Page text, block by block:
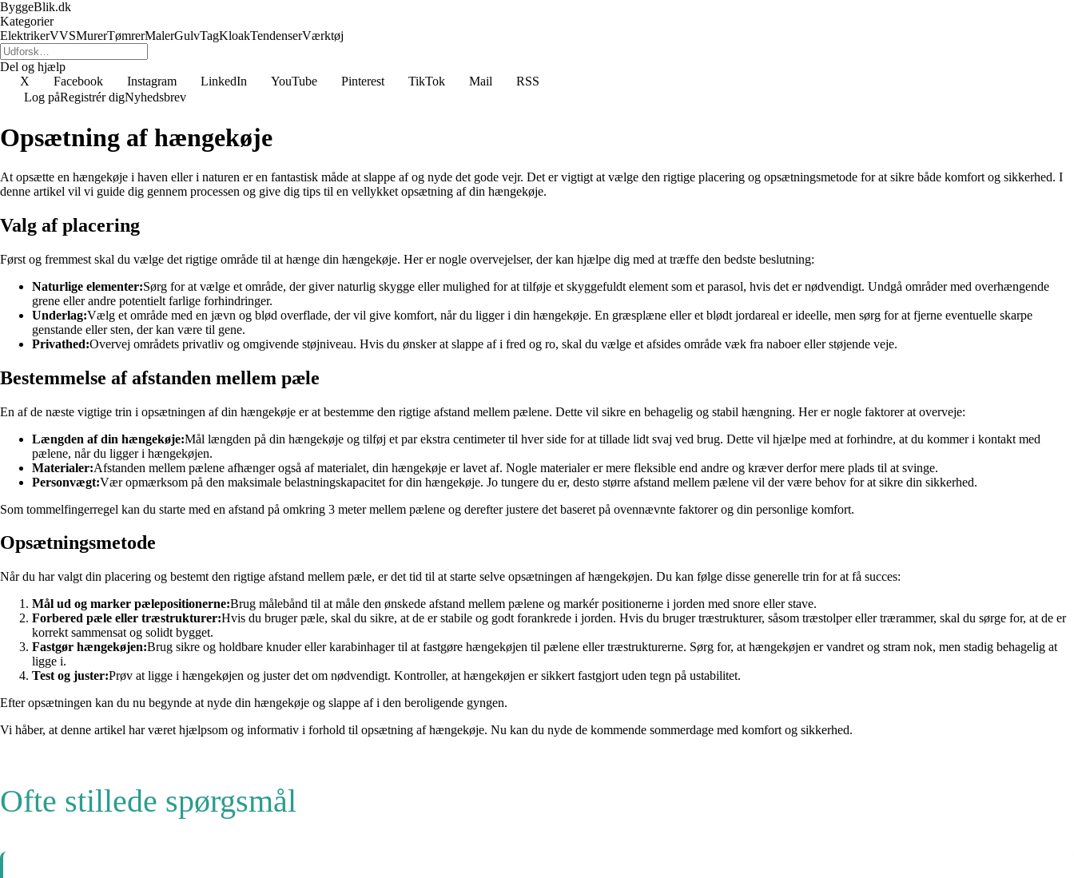
ByggeBlik.dk
Kategorier
ElektrikerVVSMurerTømrerMalerGulvTagKloakTendenserVærktøj
Del og hjælp
X
Facebook Instagram LinkedIn YouTube Pinterest TikTok Mail
RSS
Log påRegistrér digNyhedsbrev
Opsætning af hængekøje
At opsætte en hængekøje i haven eller i naturen er en fantastisk måde at slappe af og nyde det gode vejr. Det er vigtigt at vælge den rigtige placering og opsætningsmetode for at sikre både komfort og sikkerhed. I
denne artikel vil vi guide dig gennem processen og give dig tips til en vellykket opsætning af din hængekøje.
Valg af placering
Først og fremmest skal du vælge det rigtige område til at hænge din hængekøje. Her er nogle overvejelser, der kan hjælpe dig med at træffe den bedste beslutning:
Naturlige elementer:Sørg for at vælge et område, der giver naturlig skygge eller mulighed for at tilføje et skyggefuldt element som et parasol, hvis det er nødvendigt. Undgå områder med overhængende
grene eller andre potentielt farlige forhindringer.
Underlag:Vælg et område med en jævn og blød overflade, der vil give komfort, når du ligger i din hængekøje. En græsplæne eller et blødt jordareal er ideelle, men sørg for at fjerne eventuelle skarpe
genstande eller sten, der kan være til gene.
Privathed:Overvej områdets privatliv og omgivende støjniveau. Hvis du ønsker at slappe af i fred og ro, skal du vælge et afsides område væk fra naboer eller støjende veje.
Bestemmelse af afstanden mellem pæle
En af de næste vigtige trin i opsætningen af din hængekøje er at bestemme den rigtige afstand mellem pælene. Dette vil sikre en behagelig og stabil hængning. Her er nogle faktorer at overveje:
Længden af din hængekøje:Mål længden på din hængekøje og tilføj et par ekstra centimeter til hver side for at tillade lidt svaj ved brug. Dette vil hjælpe med at forhindre, at du kommer i kontakt med
pælene, når du ligger i hængekøjen.
Materialer:Afstanden mellem pælene afhænger også af materialet, din hængekøje er lavet af. Nogle materialer er mere fleksible end andre og kræver derfor mere plads til at svinge.
Personvægt:Vær opmærksom på den maksimale belastningskapacitet for din hængekøje. Jo tungere du er, desto større afstand mellem pælene vil der være behov for at sikre din sikkerhed.
Som tommelfingerregel kan du starte med en afstand på omkring 3 meter mellem pælene og derefter justere det baseret på ovennævnte faktorer og din personlige komfort.
Opsætningsmetode
Når du har valgt din placering og bestemt den rigtige afstand mellem pæle, er det tid til at starte selve opsætningen af hængekøjen. Du kan følge disse generelle trin for at få succes:
Mål ud og marker pælepositionerne:Brug målebånd til at måle den ønskede afstand mellem pælene og markér positionerne i jorden med snore eller stave.
Forbered pæle eller træstrukturer:Hvis du bruger pæle, skal du sikre, at de er stabile og godt forankrede i jorden. Hvis du bruger træstrukturer, såsom træstolper eller trærammer, skal du sørge for, at de er
korrekt sammensat og solidt bygget.
Fastgør hængekøjen:Brug sikre og holdbare knuder eller karabinhager til at fastgøre hængekøjen til pælene eller træstrukturerne. Sørg for, at hængekøjen er vandret og stram nok, men stadig behagelig at
ligge i.
Test og juster:Prøv at ligge i hængekøjen og juster det om nødvendigt. Kontroller, at hængekøjen er sikkert fastgjort uden tegn på ustabilitet.
Efter opsætningen kan du nu begynde at nyde din hængekøje og slappe af i den beroligende gyngen.
Vi håber, at denne artikel har været hjælpsom og informativ i forhold til opsætning af hængekøje. Nu kan du nyde de kommende sommerdage med komfort og sikkerhed.
Ofte stillede spørgsmål